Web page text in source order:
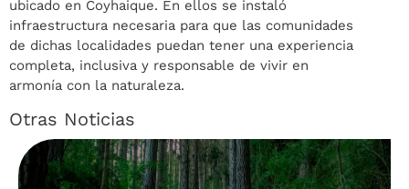
ubicado en Coyhaique. En ellos se instaló
infraestructura necesaria para que las comunidades
de dichas localidades puedan tener una experiencia
completa, inclusiva y responsable de vivir en
armonía con la naturaleza.
Otras Noticias